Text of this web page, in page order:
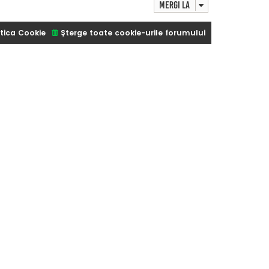
Mergi la
Şterge toate cookie-urile forumului
Cookie